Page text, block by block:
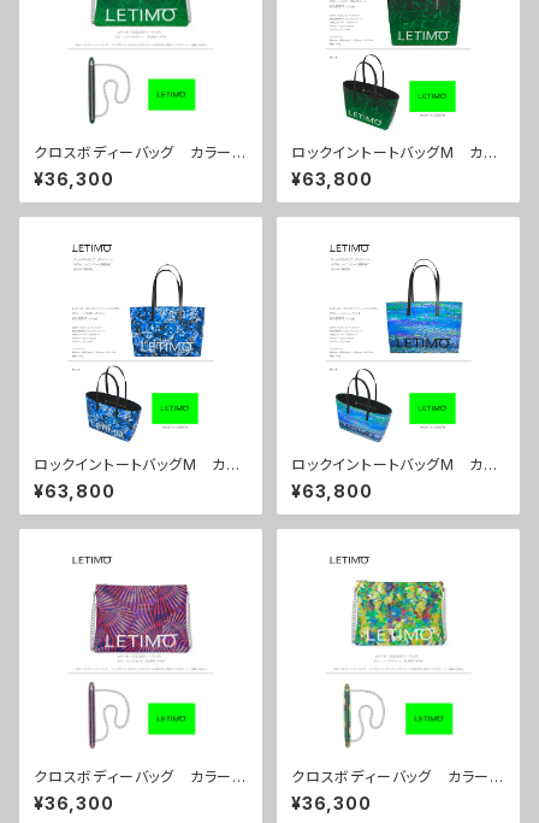
クロスボディーバッグ カラー/
ミストラルグリーン ■配送まで
約１か月
¥36,300
ロックイントートバッグM カラ
ー/ミストラルグリーン ■配送
まで約１か月
¥63,800
ロックイントートバッグM カラ
ー/プロポーズブルー ■配送
まで約１か月
¥63,800
ロックイントートバッグM カラ
ー/シティーナイト ■配送まで
約１か月
¥63,800
クロスボディーバッグ カラー/
センスマゼンダ ■配送まで約
１か月
¥36,300
クロスボディーバッグ カラー/
リーフスグリーン ■配送まで
約１か月
¥36,300